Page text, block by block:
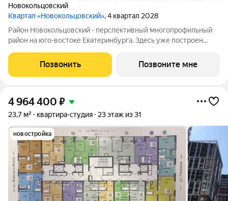
Новокольцовский
Квартал «Новокольцовский», 4 квартал 2028
Район Новокольцовский - перспективный многопрофильный
район на юго-востоке Екатеринбурга. Здесь уже построен
международного уровня: Дворец водных видов спорта,
общественный и медицинский центры,
Позвонить Позвоните мне
4 964 400 ₽
23,7 м² квартира-студия 23 этаж из 31
новостройка